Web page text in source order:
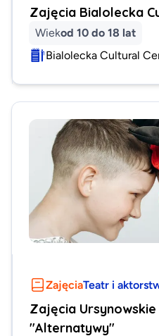
Zajęcia Bialolecka
Wiekod 10 do 18 lat
Bialolecka Cultural
ZajęciaTeatr i
Zajęcia
"Alternatywy"